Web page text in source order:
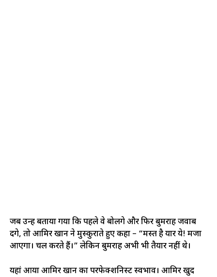
जब उन्हें बताया गया कि पहले वे बोलेंगे और फिर बुमराह जवाब
देंगे, तो आमिर खान ने मुस्कुराते हुए कहा – “मस्त है यार ये! मजा
आएगा। चल करते हैं।” लेकिन बुमराह अभी भी तैयार नहीं थे।
यहां आया आमिर खान का परफेक्शनिस्ट स्वभाव। आमिर खुद